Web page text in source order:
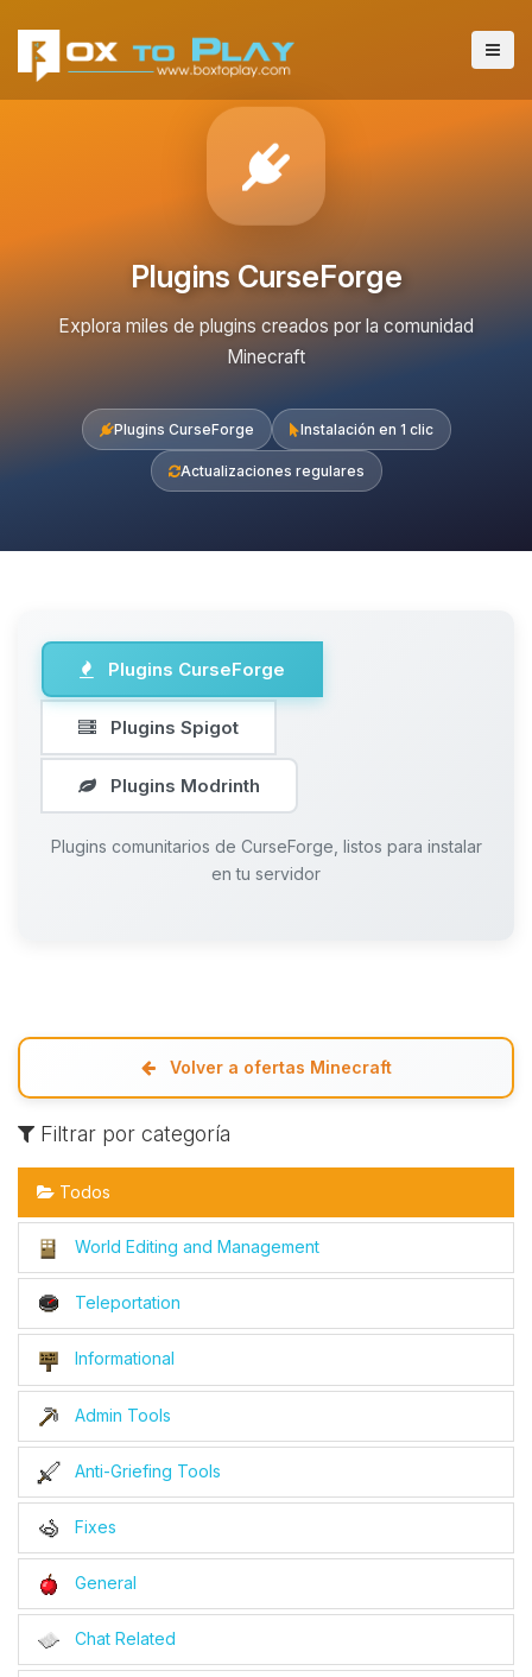
Plugins CurseForge
Explora miles de plugins creados por la comunidad
Minecraft
Plugins CurseForge Instalación en 1 clic
Actualizaciones regulares
Plugins CurseForge
Plugins Spigot
Plugins Modrinth
Plugins comunitarios de CurseForge, listos para instalar
en tu servidor
Volver a ofertas Minecraft
Filtrar por categoría
Todos
World Editing and Management
Teleportation
Informational
Admin Tools
Anti-Griefing Tools
Fixes
General
Chat Related